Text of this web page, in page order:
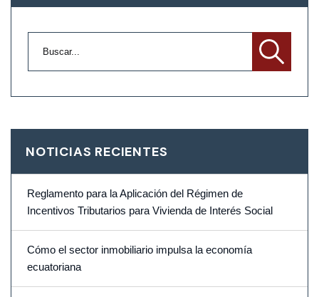
NOTICIAS RECIENTES
Reglamento para la Aplicación del Régimen de
Incentivos Tributarios para Vivienda de Interés Social
Cómo el sector inmobiliario impulsa la economía
ecuatoriana